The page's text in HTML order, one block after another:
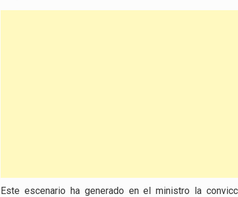
Este escenario ha generado en el ministro la